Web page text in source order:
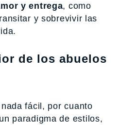
y entrega, como
y sobrevivir las
de los abuelos
fácil, por cuanto
paradigma de estilos,